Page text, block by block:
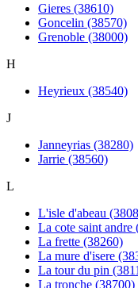
Gieres (38610)
Goncelin (38570)
Grenoble (38000)
H
Heyrieux (38540)
J
Janneyrias (38280)
Jarrie (38560)
L
L'isle d'abeau
La cote saint andre
La frette (38260)
La mure d'isere
La tour du pin
La tronche (38700)